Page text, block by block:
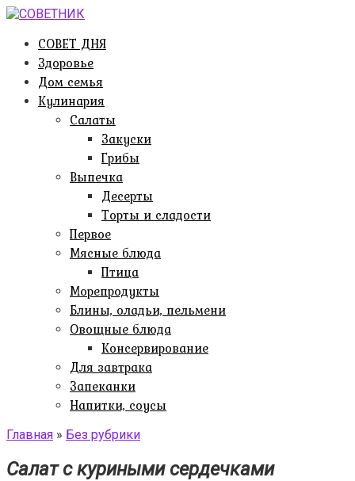
Перейти
контентуСОВЕТ ДНЯ
Здоровье
Дом семья
Кулинария
Салаты
Закуски
Грибы
Выпечка
Десерты
Торты и сладости
Первое
Мясные блюда
Птица
Морепродукты
Блины, оладьи, пельмени
Овощные блюда
Консервирование
Для завтрака
Запеканки
Напитки, соусы
Главная » Без рубрики
Салат с куриными сердечками